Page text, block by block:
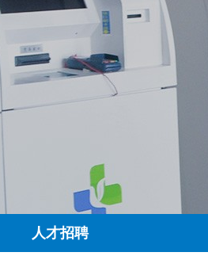
人才招聘